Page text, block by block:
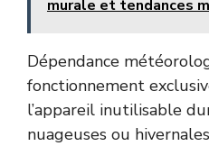
murale et tendances
Dépendance
fonctionnement
l’appareil inutilisable
nuageuses ou